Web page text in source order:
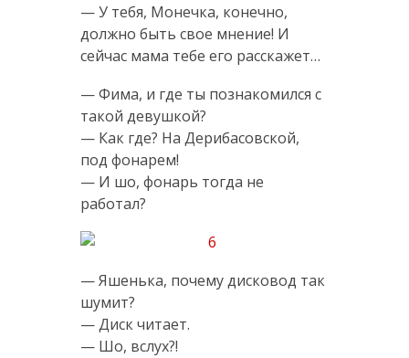
— У тебя, Монечка, конечно,
должно быть свое мнение! И
сейчас мама тебе его расскажет…
— Фима, и где ты познакомился с
такой девушкой?
— Как где? На Дерибасовской,
под фонарем!
— И шо, фонарь тогда не
работал?
— Яшенька, почему дисковод так
шумит?
— Диск читает.
— Шо, вслух?!